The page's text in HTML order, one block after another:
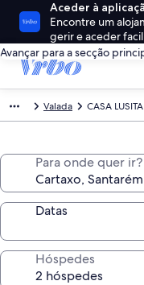
Aceder à
Encontre um
gerir e aceder
Avançar para a secção
Valada CASA
Para onde quer ir?
Datas
Hóspedes